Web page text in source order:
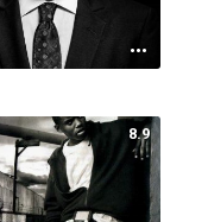
8.9